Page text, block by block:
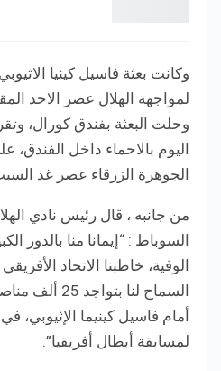
وكانت بعثة فاسيل كينيا
لمواجهة الهلال عصر الاحد
وحلت البعثة بفندق كورال،
اليوم بالاحماء داخل
الجوهرة الزرقاء عصر غد
من جانبه ، قال رئيس نادي
السوباط : “إيمانا منا بالدور
الوفية، خاطبنا الاتحاد
السماح لنا
أمام فاسيل كينيما الإثيوبي،
لمسابقة أبطال أفريقيا”.